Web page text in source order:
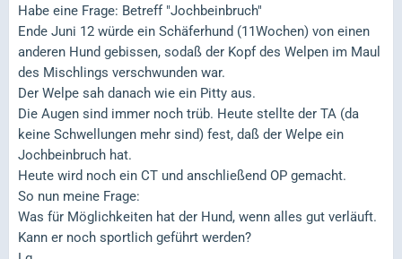
Habe eine Frage: Betreff "Jochbeinbruch"
Ende Juni 12 würde ein Schäferhund (11Wochen) von einen
anderen Hund gebissen, sodaß der Kopf des Welpen im Maul
des Mischlings verschwunden war.
Der Welpe sah danach wie ein Pitty aus.
Die Augen sind immer noch trüb. Heute stellte der TA (da
keine Schwellungen mehr sind) fest, daß der Welpe ein
Jochbeinbruch hat.
Heute wird noch ein CT und anschließend OP gemacht.
So nun meine Frage:
Was für Möglichkeiten hat der Hund, wenn alles gut verläuft.
Kann er noch sportlich geführt werden?